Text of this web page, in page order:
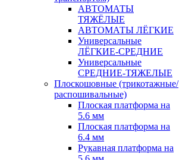
АВТОМАТЫ
ТЯЖЁЛЫЕ
АВТОМАТЫ ЛЁГКИЕ
Универсальные
ЛЁГКИЕ-СРЕДНИЕ
Универсальные
СРЕДНИЕ-ТЯЖЕЛЫЕ
Плоскошовные (трикотажные/
распошивальные)
Плоская платформа на
5.6 мм
Плоская платформа на
6.4 мм
Рукавная платформа на